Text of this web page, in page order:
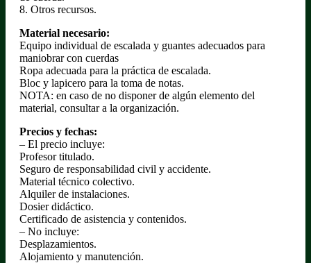
8. Otros recursos.
Material necesario:
Equipo individual de escalada y guantes adecuados para
maniobrar con cuerdas
Ropa adecuada para la práctica de escalada.
Bloc y lapicero para la toma de notas.
NOTA: en caso de no disponer de algún elemento del
material, consultar a la organización.
Precios y fechas:
– El precio incluye:
Profesor titulado.
Seguro de responsabilidad civil y accidente.
Material técnico colectivo.
Alquiler de instalaciones.
Dosier didáctico.
Certificado de asistencia y contenidos.
– No incluye:
Desplazamientos.
Alojamiento y manutención.